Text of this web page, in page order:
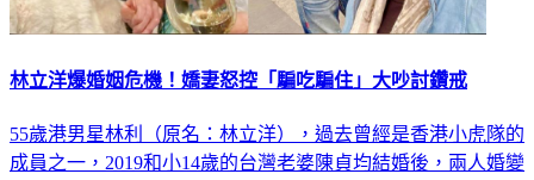
林立洋爆婚姻危機！嬌妻怒控「騙吃騙住」大吵討鑽戒
55歲港男星林利（原名：林立洋），過去曾經是香港小虎隊的
成員之一，2019和小14歲的台灣老婆陳貞均結婚後，兩人婚變